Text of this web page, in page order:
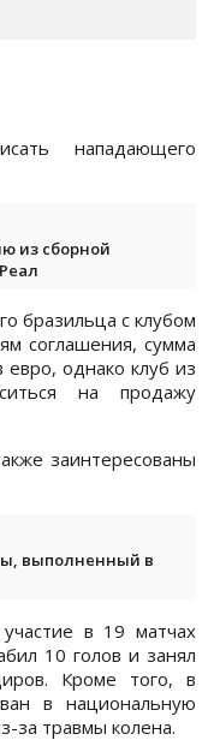
нападающего
из сборной
бразильца с клубом
соглашения, сумма
евро, однако клуб из
на продажу
заинтересованы
выполненный в
в 19 матчах
10 голов и занял
Кроме того, в
в национальную
за травмы колена.